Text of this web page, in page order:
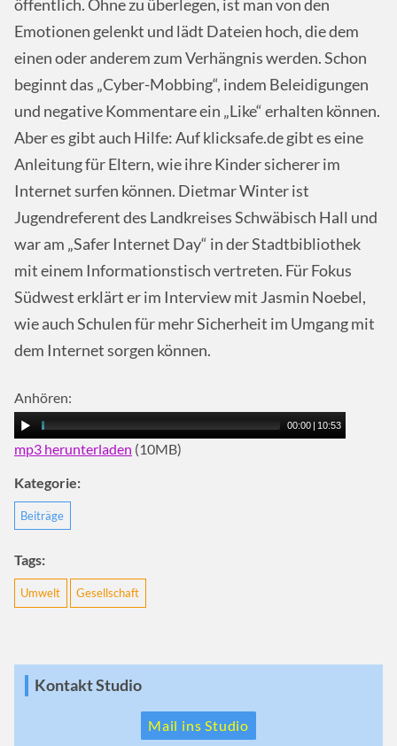
öffentlich. Ohne zu überlegen, ist man von den
Emotionen gelenkt und lädt Dateien hoch, die dem
einen oder anderem zum Verhängnis werden. Schon
beginnt das „Cyber-Mobbing“, indem Beleidigungen
und negative Kommentare ein „Like“ erhalten können.
Aber es gibt auch Hilfe: Auf klicksafe.de gibt es eine
Anleitung für Eltern, wie ihre Kinder sicherer im
Internet surfen können. Dietmar Winter ist
Jugendreferent des Landkreises Schwäbisch Hall und
war am „Safer Internet Day“ in der Stadtbibliothek
mit einem Informationstisch vertreten. Für Fokus
Südwest erklärt er im Interview mit Jasmin Noebel,
wie auch Schulen für mehr Sicherheit im Umgang mit
dem Internet sorgen können.
Anhören:
00:00 | 10:53
mp3 herunterladen (10MB)
Kategorie:
Beiträge
Tags:
Umwelt Gesellschaft
Kontakt Studio
Mail ins Studio